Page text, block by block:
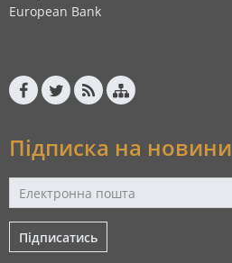
European Bank
Підписка на новини
Підписатись